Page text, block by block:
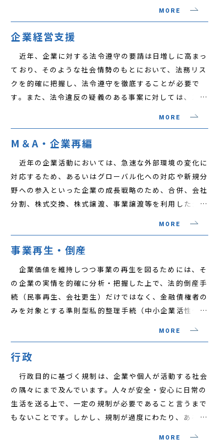
るために、迅速に紛争を把握し、解決に向けた適切な方
る多種多様な法律問題に関する争訟を取り扱い、解決を
行ってきた実績を有しています。依頼者である企業、役
員その他の関係者とともに紛争及び紛争の背景事実を検
討し、解決へ向けた実践的な法的助言を行うことで、企
業にとって望ましい解決を図るための法務サポートを提
供しています。
MORE
企業経営支援
近年、企業に対する法令遵守の要請は日増しに高まっ
ており、そのような社会情勢のもとにおいて、法務リス
クを的確に把握し、法令遵守を徹底することが必要で
す。また、法令違反の疑義のある事案に対しては、スピ
に会社法等の知識のみでは不十分であり、企業の業種や
される特別法の知識や、行政機関に対する対応要領を理
解し、実務的な助言が必要となります。 当事務所で
は、長年にわたり様々な業種・規模の企業に関する様々
な法律問題に対し、法務サポートを行っており、対象企
業のおかれた状況を理解し、関連する法令等の問題点を
把握した上で、当該企業の実情を踏まえた解決を提供す
る体制を有しています。
MORE
M＆A・企業再編
近年の企業活動においては、急速な外部環境の変化に
対応するため、あるいはグローバル化への対応や新規分
野への参入といった企業の成長戦略のため、合併、会社
分割、株式交換、株式譲渡、事業譲渡等を利用した企業
不在の事業を第三者に承継させることを計画している企
意欲的な企業にとっても有用です。これらM&Aや組織
再編を実行するにあたっては、会社法や組織再編に関連
する法令を十分に理解しておくことが不可欠であること
はもちろんのこと、税務及び会計上の専門的知識による
サポートも必要になります。 当事務所は、この分野
における様々な経験や知識をもとに、税務・会計の専門
家とも協働しつつ、M&Aや組織再編を行う企業に対す
MORE
事業再生・倒産
企業価値を維持しつつ事業の再生を図るためには、そ
の企業の実情を的確に分析・把握した上で、法的倒産手
続（民事再生、会社更生）だけではなく、金融債権者の
みを対象とする準則型私的整理手続（中小企業活性化協
（リスケジュール対応）といった様々な手続の中から、
画を立案し、迅速に実行することが不可欠です。 法
人の事業上の債務を保証している経営者の保証債務につ
いては、経営者保証に関するガイドライン等を利用した
対応をすることで、自己破産を回避することが可能な場
合もあります。近時の事業再生の手法の選択肢は多岐に
MORE
行政
行政目的に基づく規制は、企業や個人が活動する社会
の隅々にまで及んでいます。人々が安全・安心に日常の
生活を送る上で、一定の規制が必要であること言うまで
もないことです。しかし、規制が過度にわたり、あるい
MORE